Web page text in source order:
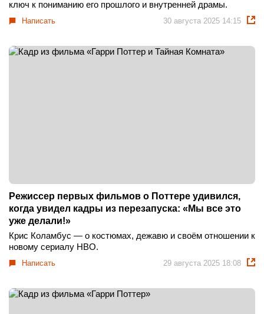
ключ к пониманию его прошлого и внутренней драмы.
Написать 30 августа 2025 14:15
Режиссер первых фильмов о Поттере удивился,
когда увидел кадры из перезапуска: «Мы все это
уже делали!»
Крис Коламбус — о костюмах, дежавю и своём отношении к
новому сериалу HBO.
Написать 29 августа 2025 18:08